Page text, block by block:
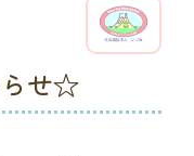
せ☆